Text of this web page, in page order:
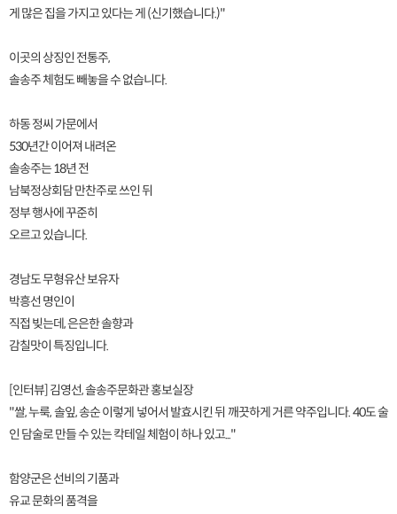
게 많은 집을 가지고 있다는 게 (신기했습니다.)"
이곳의 상징인 전통주,
솔송주 체험도 빼놓을 수 없습니다.
하동 정씨 가문에서
530년간 이어져 내려온
솔송주는 18년 전
남북정상회담 만찬주로 쓰인 뒤
정부 행사에 꾸준히
오르고 있습니다.
경남도 무형유산 보유자
박흥선 명인이
직접 빚는데, 은은한 솔향과
감칠맛이 특징입니다.
[인터뷰] 김영선, 솔송주문화관 홍보실장
"쌀, 누룩, 솔잎, 송순 이렇게 넣어서 발효시킨 뒤 깨끗하게 거른 약주입니다. 40도 술
인 담술로 만들 수 있는 칵테일 체험이 하나 있고..."
함양군은 선비의 기품과
유교 문화의 품격을